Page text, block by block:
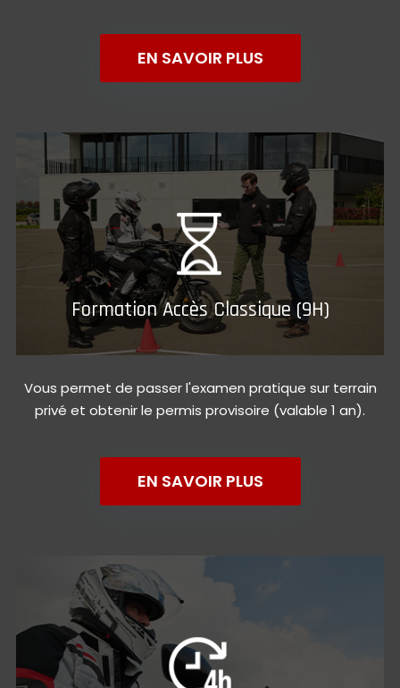
EN SAVOIR PLUS
Formation Accès Classique (9H)
Vous permet de passer l'examen pratique sur terrain
privé et obtenir le permis provisoire (valable 1 an).
EN SAVOIR PLUS